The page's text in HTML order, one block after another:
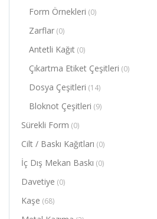
Form Örnekleri (0)
Zarflar (0)
Antetli Kağıt (0)
Çıkartma Etiket Çeşitleri (0)
Dosya Çeşitleri (14)
Bloknot Çeşitleri (9)
Sürekli Form (0)
Cilt / Baskı Kağıtları (0)
İç Dış Mekan Baskı (0)
Davetiye (0)
Kaşe (68)